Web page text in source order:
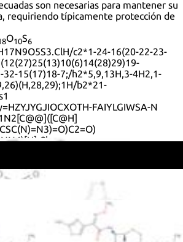
son necesarias para mantener su
requiriendo típicamente protección de
O10S6
c2*1-24-16(20-22-23-
32-15(17)18-7;/h2*5,9,13H,3-4H2,1-
b2*21-
FAIYLGIWSA-N
2-(2-amino-1,3-thiazol-4-yl)-2-
3-{[(1-methyl-1H-
2-ene-2-carboxylic acid
2-ene-2-carboxylic acid, 7-
3-